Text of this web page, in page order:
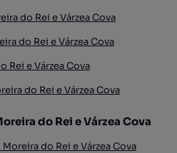
do Rei e Várzea Cova
do Rei e Várzea Cova
Rei e Várzea Cova
do Rei e Várzea Cova
do Rei e Várzea Cova
do Rei e Várzea Cova